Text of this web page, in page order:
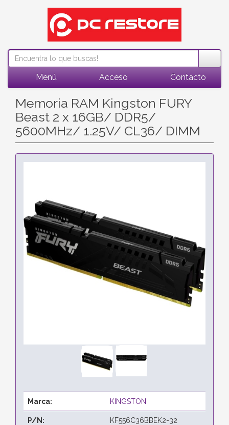
Menú Acceso Contacto
Memoria RAM Kingston FURY
Beast 2 x 16GB/ DDR5/
5600MHz/ 1.25V/ CL36/ DIMM
Marca: KINGSTON
P/N: KF556C36BBEK2-32